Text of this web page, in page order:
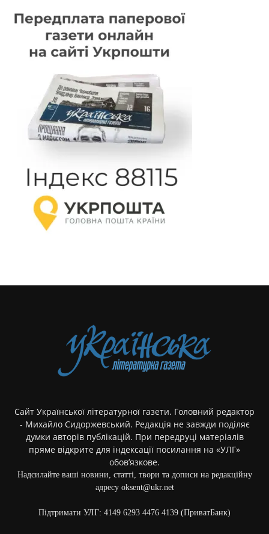
Сайт Української літературної газети. Головний редактор
- Михайло Сидоржевський. Редакція не завжди поділяє
думки авторів публікацій. При передруці матеріалів
пряме відкрите для індексації посилання на «УЛГ»
обов’язкове.
Надсилайте ваші новини, статті, твори та дописи на редакційну
адресу oksent@ukr.net
Підтримати УЛГ: 4149 6293 4476 4139 (ПриватБанк)